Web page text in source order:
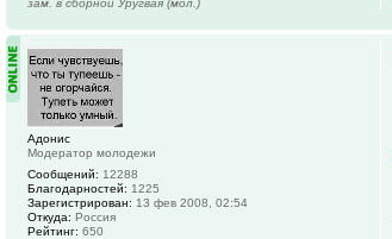
Адонис
Модератор молодежи
Сообщений: 12288
Благодарностей: 1225
Зарегистрирован: 13 фев 2008, 02:54
Откуда: Россия
Рейтинг: 650